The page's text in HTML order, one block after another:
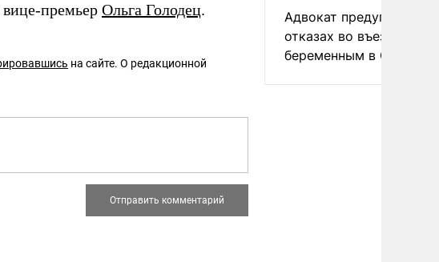
вице-премьер Ольга Голодец.
на сайте. О редакционной
Адвокат предупредил
отказах во въезде
беременным в США